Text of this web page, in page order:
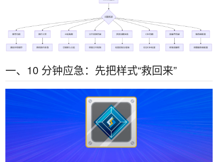
一、10 分钟应急：先把样式“救回来”